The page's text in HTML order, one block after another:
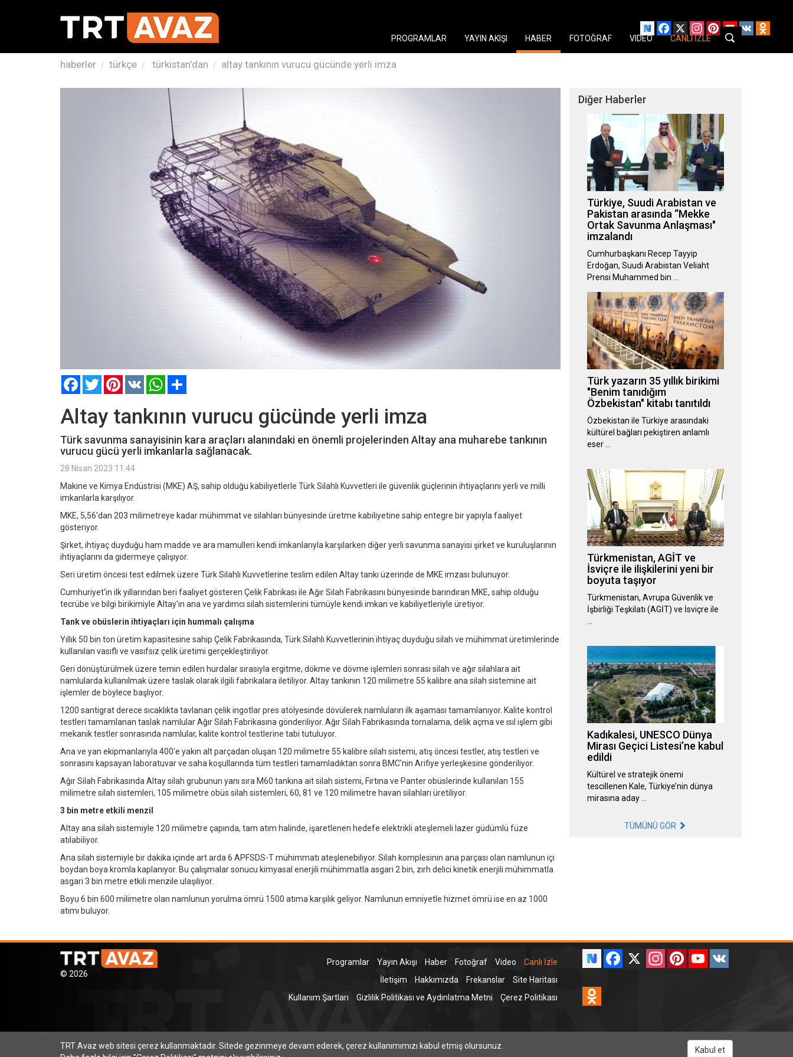
Facebook
X Instagram
PinterestYouTube
VK
PROGRAMLAR
YAYIN AKIŞI HABER FOTOĞRAF VIDEO CANLI İZLE
haberler türkçe türkistan'dan altay tankının vurucu gücünde yerli imza
FacebookTwitterPinterest
VK WhatsApp
Altay tankının vurucu gücünde yerli imza
Türk savunma sanayisinin kara araçları alanındaki en önemli projelerinden Altay ana muharebe tankının
vurucu gücü yerli imkanlarla sağlanacak.
28 Nisan 2023 11:44
Makine ve Kimya Endüstrisi (MKE) AŞ, sahip olduğu kabiliyetlerle Türk Silahlı Kuvvetleri ile güvenlik güçlerinin ihtiyaçlarını yerli ve milli
imkanlarla karşılıyor.
MKE, 5,56'dan 203 milimetreye kadar mühimmat ve silahları bünyesinde üretme kabiliyetine sahip entegre bir yapıyla faaliyet
gösteriyor.
Şirket, ihtiyaç duyduğu ham madde ve ara mamulleri kendi imkanlarıyla karşılarken diğer yerli savunma sanayisi şirket ve kuruluşlarının
ihtiyaçlarını da gidermeye çalışıyor.
Seri üretim öncesi test edilmek üzere Türk Silahlı Kuvvetlerine teslim edilen Altay tankı üzerinde de MKE imzası bulunuyor.
Cumhuriyet'in ilk yıllarından beri faaliyet gösteren Çelik Fabrikası ile Ağır Silah Fabrikasını bünyesinde barındıran MKE, sahip olduğu
tecrübe ve bilgi birikimiyle Altay'ın ana ve yardımcı silah sistemlerini tümüyle kendi imkan ve kabiliyetleriyle üretiyor.
Tank ve obüslerin ihtiyaçları için hummalı çalışma
Yıllık 50 bin ton üretim kapasitesine sahip Çelik Fabrikasında, Türk Silahlı Kuvvetlerinin ihtiyaç duyduğu silah ve mühimmat üretimlerinde
kullanılan vasıflı ve vasıfsız çelik üretimi gerçekleştiriliyor.
Geri dönüştürülmek üzere temin edilen hurdalar sırasıyla ergitme, dökme ve dövme işlemleri sonrası silah ve ağır silahlara ait
namlularda kullanılmak üzere taslak olarak ilgili fabrikalara iletiliyor. Altay tankının 120 milimetre 55 kalibre ana silah sistemine ait
işlemler de böylece başlıyor.
1200 santigrat derece sıcaklıkta tavlanan çelik ingotlar pres atölyesinde dövülerek namluların ilk aşaması tamamlanıyor. Kalite kontrol
testleri tamamlanan taslak namlular Ağır Silah Fabrikasına gönderiliyor. Ağır Silah Fabrikasında tornalama, delik açma ve ısıl işlem gibi
mekanik testler sonrasında namlular, kalite kontrol testlerine tabi tutuluyor.
Ana ve yan ekipmanlarıyla 400'e yakın alt parçadan oluşan 120 milimetre 55 kalibre silah sistemi, atış öncesi testler, atış testleri ve
sonrasını kapsayan laboratuvar ve saha koşullarında tüm testleri tamamladıktan sonra BMC'nin Arifiye yerleşkesine gönderiliyor.
Ağır Silah Fabrikasında Altay silah grubunun yanı sıra M60 tankına ait silah sistemi, Fırtına ve Panter obüslerinde kullanılan 155
milimetre silah sistemleri, 105 milimetre obüs silah sistemleri, 60, 81 ve 120 milimetre havan silahları üretiliyor.
3 bin metre etkili menzil
Altay ana silah sistemiyle 120 milimetre çapında, tam atım halinde, işaretlenen hedefe elektrikli ateşlemeli lazer güdümlü füze
atılabiliyor.
Ana silah sistemiyle bir dakika içinde art arda 6 APFSDS-T mühimmatı ateşlenebiliyor. Silah komplesinin ana parçası olan namlunun içi
boydan boya kromla kaplanıyor. Bu çalışmalar sonucu kimyasal enerjili mühimmatla asgari 2 bin, zırh delici kinetik enerjili mühimmatla
asgari 3 bin metre etkili menzile ulaşılıyor.
Boyu 6 bin 600 milimetre olan namlunun yorulma ömrü 1500 atıma karşılık geliyor. Namlunun emniyetle hizmet ömrü ise en az 1000
atımı buluyor.
Diğer Haberler
Türkiye, Suudi Arabistan ve
Pakistan arasında “Mekke
Ortak Savunma Anlaşması"
imzalandı
Cumhurbaşkanı Recep Tayyip
Erdoğan, Suudi Arabistan Veliaht
Prensi Muhammed bin …
Türk yazarın 35 yıllık birikimi
"Benim tanıdığım
Özbekistan" kitabı tanıtıldı
Özbekistan ile Türkiye arasındaki
kültürel bağları pekiştiren anlamlı
eser …
Türkmenistan, AGİT ve
İsviçre ile ilişkilerini yeni bir
boyuta taşıyor
Türkmenistan, Avrupa Güvenlik ve
İşbirliği Teşkilatı (AGİT) ve İsviçre ile
Kadıkalesi, UNESCO Dünya
Mirası Geçici Listesi’ne kabul
edildi
Kültürel ve stratejik önemi
tescillenen Kale, Türkiye’nin dünya
mirasına aday …
TÜMÜNÜ GÖR
© 2026
Programlar Yayın Akışı Haber Fotoğraf Video
Canlı İzle
İletişim
Hakkımızda Frekanslar
Site Haritası
Kullanım Şartları
Gizlilik Politikası ve Aydınlatma Metni Çerez Politikası
Facebook
X InstagramPinterestYouTube
TRT Avaz web sitesi çerez kullanmaktadır. Sitede gezinmeye devam ederek, çerez kullanımımızı kabul etmiş olursunuz.
Kabul et